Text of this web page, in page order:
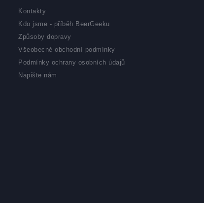
Kontakty
Kdo jsme - příběh BeerGeeku
Způsoby dopravy
Všeobecné obchodní podmínky
Podmínky ochrany osobních údajů
Napište nám